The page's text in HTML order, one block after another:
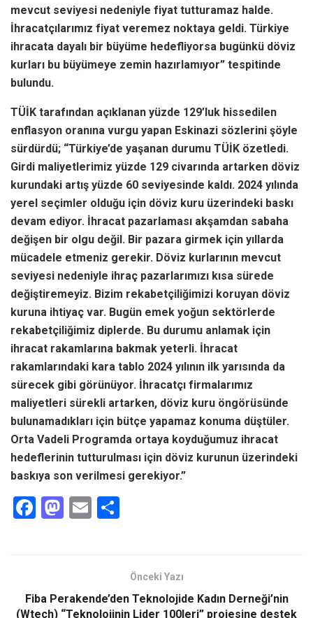
mevcut seviyesi nedeniyle fiyat tutturamaz halde.
İhracatçılarımız fiyat veremez noktaya geldi. Türkiye
ihracata dayalı bir büyüme hedefliyorsa bugünkü döviz
kurları bu büyümeye zemin hazırlamıyor” tespitinde
bulundu.
TÜİK tarafından açıklanan yüzde 129’luk hissedilen
enflasyon oranına vurgu yapan Eskinazi sözlerini şöyle
sürdürdü; “Türkiye’de yaşanan durumu TÜİK özetledi.
Girdi maliyetlerimiz yüzde 129 civarında artarken döviz
kurundaki artış yüzde 60 seviyesinde kaldı. 2024 yılında
yerel seçimler olduğu için döviz kuru üzerindeki baskı
devam ediyor. İhracat pazarlaması akşamdan sabaha
değişen bir olgu değil. Bir pazara girmek için yıllarda
mücadele etmeniz gerekir. Döviz kurlarının mevcut
seviyesi nedeniyle ihraç pazarlarımızı kısa sürede
değiştiremeyiz. Bizim rekabetçiliğimizi koruyan döviz
kuruna ihtiyaç var. Bugün emek yoğun sektörlerde
rekabetçiliğimiz diplerde. Bu durumu anlamak için
ihracat rakamlarına bakmak yeterli. İhracat
rakamlarındaki kara tablo 2024 yılının ilk yarısında da
sürecek gibi görünüyor. İhracatçı firmalarımız
maliyetleri sürekli artarken, döviz kuru öngörüsünde
bulunamadıkları için bütçe yapamaz konuma düştüler.
Orta Vadeli Programda ortaya koyduğumuz ihracat
hedeflerinin tutturulması için döviz kurunun üzerindeki
baskıya son verilmesi gerekiyor.”
F
o
M
d
E
Önceki Yazı
Fiba Perakende’den Teknolojide Kadın Derneği’nin
(Wtech) “Teknolojinin Lider 100leri” projesine destek